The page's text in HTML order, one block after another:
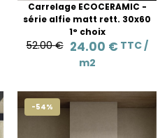
Carrelage ECOCERAMIC -
série alfie matt rett. 30x60
1° choix
52.00 € 24.00 € TTC /
m2
-54%